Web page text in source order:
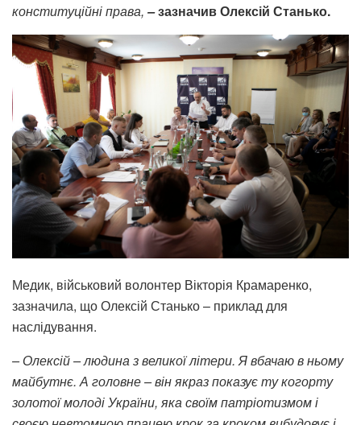
конституційні права, –зазначив Олексій Станько.
Медик, військовий волонтер Вікторія Крамаренко,
зазначила, що Олексій Станько – приклад для
наслідування.
– Олексій – людина з великої літери. Я вбачаю в ньому
майбутнє. А головне – він якраз показує ту когорту
золотої молоді України, яка своїм патріотизмом і